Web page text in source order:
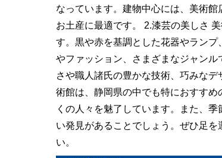
なっています。建物中心には、美術
お土産に最適です。 2.漆芸の美しさ
す。黒や赤を基調とした花器やラン
やファッション、さまざまなジャン
さや職人諸氏の豊かな技術、巧みな
術館は、静岡県の中でも特におすす
くの人々を魅了しています。また、
い発見があることでしょう。ぜひ足
い。